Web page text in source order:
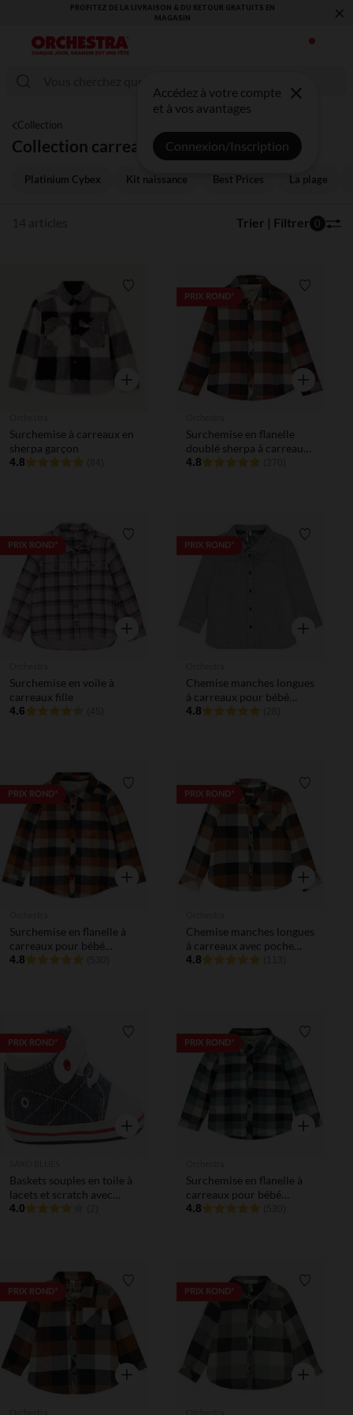
DE LA LIVRAISON & DU RETOUR GRATUITS EN
×
Accédez à votre compte
et à vos avantages
Connexion/Inscription
Collection
Collection carreaux
Platinium Cybex Kit naissance Best Prices La plage
Trier | Filtrer 0
Liste de souhaits
Aperçu rapide
Surchemise à carreaux en
sherpa garçon
4.8
PRIX ROND*
Aperçu
Surchemise en flanelle
doublé sherpa à carreaux
garçon
4.8
PRIX ROND* Liste de souhaits
Aperçu rapide
Surchemise en voile à
carreaux fille
4.6
PRIX ROND*
Aperçu
Chemise manches longues
à carreaux pour bébé
garçon
4.8
PRIX ROND* Liste de souhaits
Aperçu rapide
Surchemise en flanelle à
carreaux pour bébé
garçon
4.8
PRIX ROND*
Aperçu
Chemise manches longues
à carreaux avec poche
garçon
4.8
PRIX ROND* Liste de souhaits
Aperçu rapide
Baskets souples en toile à
lacets et scratch avec
doublure à carreaux
4.0
PRIX ROND*
Aperçu
Surchemise en flanelle à
carreaux pour bébé
garçon
4.8
PRIX ROND* Liste de souhaits
Aperçu rapide
PRIX ROND*
Aperçu